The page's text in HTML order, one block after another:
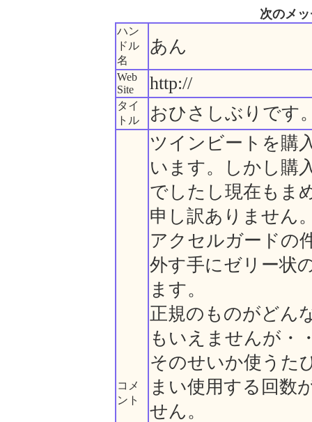
次のメ
ハン
ドル
名
あん
Web
Site
http://
タイ
トル
おひさしぶりです
コメ
ント
ツインビートを購
います。しかし購
でしたし現在もま
申し訳ありません
アクセルガードの
外す手にゼリー状
ます。
正規のものがどん
もいえませんが・
そのせいか使うた
まい使用する回数
せん。